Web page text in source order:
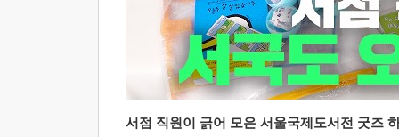
서점 직원이 긁어 모은 서울국제도서전 굿즈